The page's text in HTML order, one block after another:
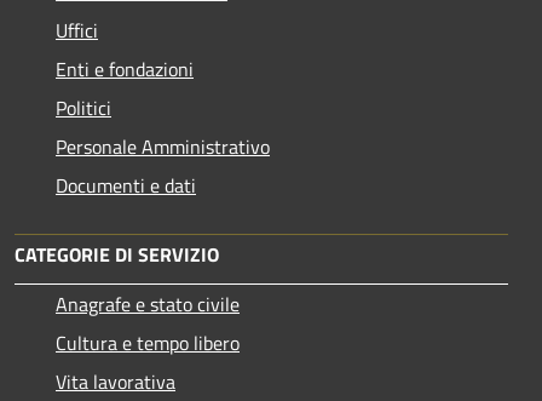
Uffici
Enti e fondazioni
Politici
Personale Amministrativo
Documenti e dati
CATEGORIE DI SERVIZIO
Anagrafe e stato civile
Cultura e tempo libero
Vita lavorativa